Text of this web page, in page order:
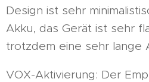
Design ist sehr
Akku, das Gerät ist sehr
trotzdem eine sehr lange
VOX-Aktivierung: Der